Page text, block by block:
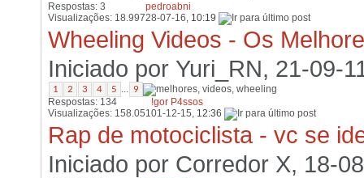
Respostas: 3
Visualizações: 18.997
pedroabni
28-07-16, 10:19
Wheeling Videos - Os
Iniciado por Yuri_RN, 21-09-
1 2 3 4 5 ... 9
Respostas: 134
Visualizações: 158.051
!gor P4ssos
01-12-15, 12:36
Rap de motociclista - vc se
Iniciado por Corredor X, 18-